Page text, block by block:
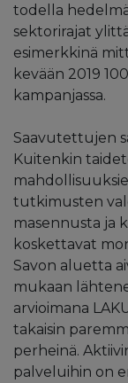
todella
sektorirajat
esimerkkinä
kevään 2019
kampanjassa.
Saavutettujen
Kuitenkin
tutkimusten
masennusta ja
koskettavat
Savon aluetta
mukaan
arvioimana
takaisin
perheinä.
palveluihin on